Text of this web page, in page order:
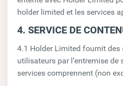
holder limited et les services
4. SERVICE DE
4.1 Holder Limited fournit des
utilisateurs par l’entremise de
services comprennent (non